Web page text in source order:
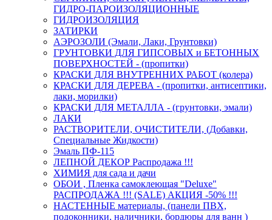
ГИДРО-ПАРОИЗОЛЯЦИОННЫЕ
ГИДРОИЗОЛЯЦИЯ
ЗАТИРКИ
АЭРОЗОЛИ (Эмали, Лаки, Грунтовки)
ГРУНТОВКИ ДЛЯ ГИПСОВЫХ и БЕТОННЫХ
ПОВЕРХНОСТЕЙ - (пропитки)
КРАСКИ ДЛЯ ВНУТРЕННИХ РАБОТ (колера)
КРАСКИ ДЛЯ ДЕРЕВА - (пропитки, антисептики,
лаки, морилки)
КРАСКИ ДЛЯ МЕТАЛЛА - (грунтовки, эмали)
ЛАКИ
РАСТВОРИТЕЛИ, ОЧИСТИТЕЛИ, (Добавки,
Специальные Жидкости)
Эмаль ПФ-115
ЛЕПНОЙ ДЕКОР Распродажа !!!
ХИМИЯ для сада и дачи
ОБОИ , Пленка самоклеющая "Deluxe"
РАСПРОДАЖА !!! (SALE) АКЦИЯ -50% !!!
НАСТЕННЫЕ материалы, (панели ПВХ,
подоконники, наличники, бордюры для ванн )